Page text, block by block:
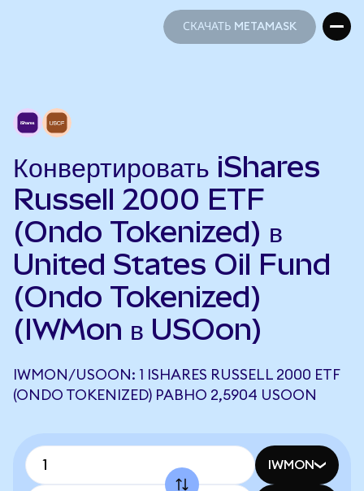
СКАЧАТЬ METAMASK
Конвертировать iShares
Russell 2000 ETF
(Ondo Tokenized) в
United States Oil Fund
(Ondo Tokenized)
(IWMon в USOon)
IWMON/USOON: 1 ISHARES RUSSELL 2000 ETF
(ONDO TOKENIZED) РАВНО 2,5904 USOON
IWMON